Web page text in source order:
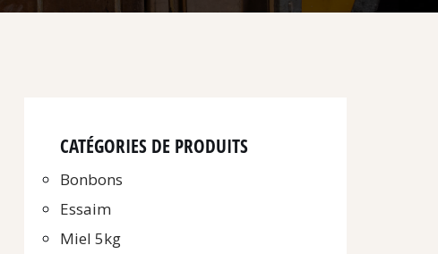
CATÉGORIES DE PRODUITS
Bonbons
Essaim
Miel 5kg